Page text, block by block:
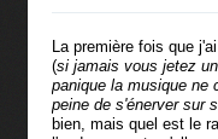
La première fois que
(si jamais vous jetez
panique la musique ne
peine de s'énerver sur
bien, mais quel est le